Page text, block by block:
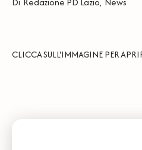
CLICCA SULL'IMMAGINE PER